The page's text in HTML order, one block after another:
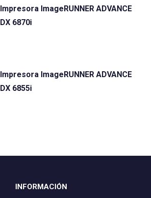
Impresora ImageRUNNER ADVANCE
DX 6870i
Impresora ImageRUNNER ADVANCE
DX 6855i
INFORMACIÓN